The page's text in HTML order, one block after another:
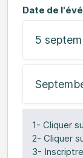
Date de
1- Cliquer
2- Cliquer
3-